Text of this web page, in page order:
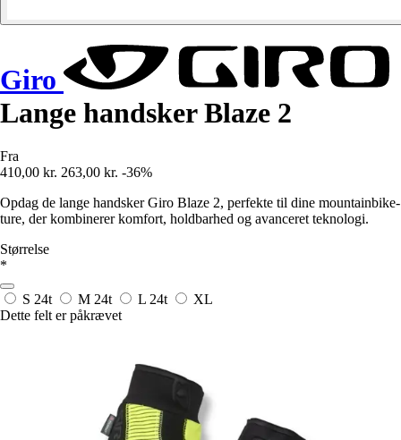
Giro
Lange handsker Blaze 2
Fra
410,00 kr. 263,00 kr. -36%
Opdag de lange handsker Giro Blaze 2, perfekte til dine mountainbike-
ture, der kombinerer komfort, holdbarhed og avanceret teknologi.
Størrelse
*
S 24t M 24t L 24t
XL
Dette felt er påkrævet